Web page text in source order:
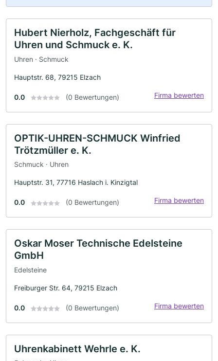
Hubert Nierholz, Fachgeschäft für
Uhren und Schmuck e. K.
Uhren · Schmuck
Hauptstr. 68, 79215 Elzach
0.0 (0 Bewertungen) Firma bewerten
OPTIK-UHREN-SCHMUCK Winfried
Trötzmüller e. K.
Schmuck · Uhren
Hauptstr. 31, 77716 Haslach i. Kinzigtal
0.0 (0 Bewertungen) Firma bewerten
Oskar Moser Technische Edelsteine
GmbH
Edelsteine
Freiburger Str. 64, 79215 Elzach
0.0 (0 Bewertungen) Firma bewerten
Uhrenkabinett Wehrle e. K.